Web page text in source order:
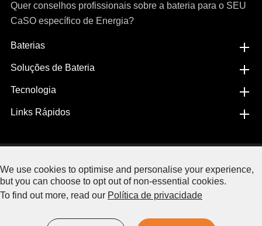
Quer conselhos profissionais sobre a bateria para o SEU
CaSO específico de Energia?
Baterias
Soluções de Bateria
Tecnologia
Links Rápidos
Co.,LTD.Todos OS direitos reservados.
Sitemap. | Política de privacidade
We use cookies to optimise and personalise your experience,
but you can choose to opt out of non-essential cookies.
To find out more, read our Política de privacidade